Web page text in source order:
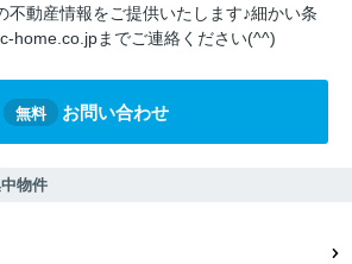
不動産情報をご提供いたします♪細かい条
home.co.jpまでご連絡ください(^^)
無料 お問い合わせ
物件